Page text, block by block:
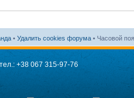
• Удалить cookies форума • Часовой
тел.: +38 067 315-97-76